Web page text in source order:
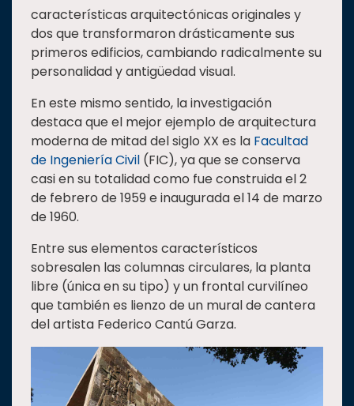
características arquitectónicas originales y
dos que transformaron drásticamente sus
primeros edificios, cambiando radicalmente su
personalidad y antigüedad visual.
En este mismo sentido, la investigación
destaca que el mejor ejemplo de arquitectura
moderna de mitad del siglo XX es la Facultad
de Ingeniería Civil (FIC), ya que se conserva
casi en su totalidad como fue construida el 2
de febrero de 1959 e inaugurada el 14 de marzo
de 1960.
Entre sus elementos característicos
sobresalen las columnas circulares, la planta
libre (única en su tipo) y un frontal curvilíneo
que también es lienzo de un mural de cantera
del artista Federico Cantú Garza.